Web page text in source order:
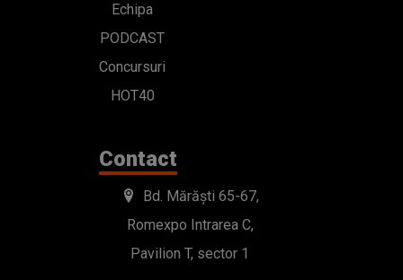
Echipa
PODCAST
Concursuri
HOT40
Contact
Bd. Mărăști 65-67,
Romexpo Intrarea C,
Pavilion T, sector 1